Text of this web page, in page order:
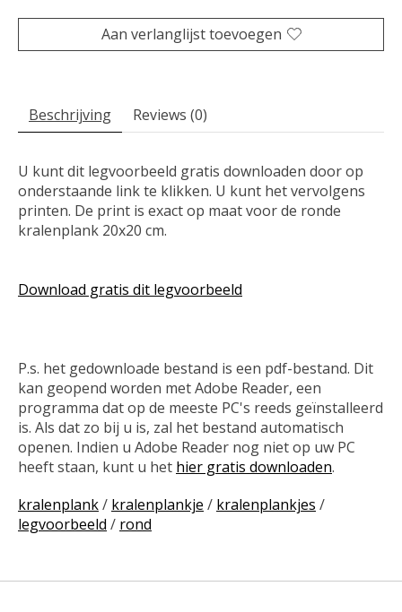
Aan verlanglijst toevoegen
Beschrijving Reviews (0)
U kunt dit legvoorbeeld gratis downloaden door op
onderstaande link te klikken. U kunt het vervolgens
printen. De print is exact op maat voor de ronde
kralenplank 20x20 cm.
Download gratis dit legvoorbeeld
P.s. het gedownloade bestand is een pdf-bestand. Dit
kan geopend worden met Adobe Reader, een
programma dat op de meeste PC's reeds geïnstalleerd
is. Als dat zo bij u is, zal het bestand automatisch
openen. Indien u Adobe Reader nog niet op uw PC
heeft staan, kunt u het hier gratis downloaden.
kralenplank/ kralenplankje / kralenplankjes /
legvoorbeeld / rond